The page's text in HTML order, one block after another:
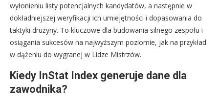
wyłonieniu listy potencjalnych kandydatów, a następnie w
dokładniejszej weryfikacji ich umiejętności i dopasowania do
taktyki drużyny. To kluczowe dla budowania silnego zespołu i
osiągania sukcesów na najwyższym poziomie, jak na przykład
w dążeniu do wygranej w Lidze Mistrzów.
Kiedy InStat Index generuje dane dla
zawodnika?